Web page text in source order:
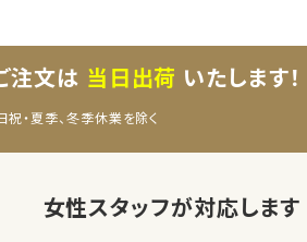
注文は 当日出荷 いたします！
・夏季、冬季休業を除く
女性スタッフが対応します